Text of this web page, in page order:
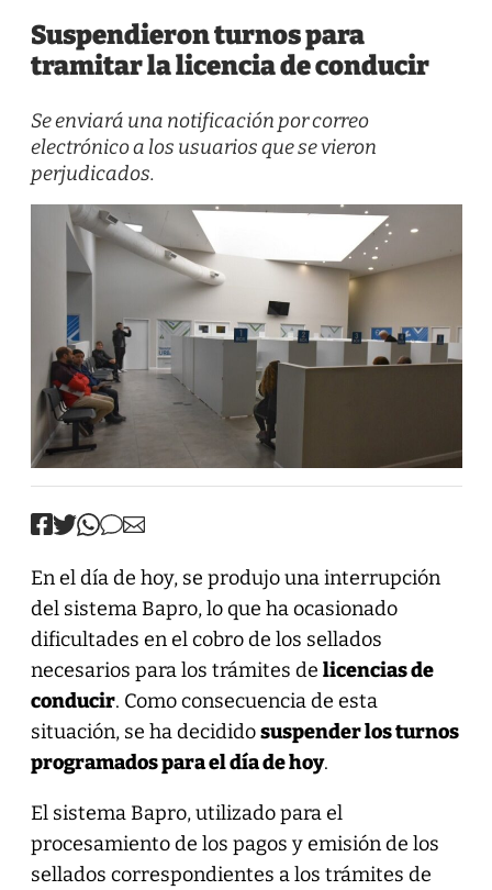
Suspendieron turnos para
tramitar la licencia de conducir
Se enviará una notificación por correo
electrónico a los usuarios que se vieron
perjudicados.
En el día de hoy, se produjo una interrupción
del sistema Bapro, lo que ha ocasionado
dificultades en el cobro de los sellados
necesarios para los trámites de licencias de
conducir. Como consecuencia de esta
situación, se ha decididosuspender los turnos
programados para el día de hoy.
El sistema Bapro, utilizado para el
procesamiento de los pagos y emisión de los
sellados correspondientes a los trámites de